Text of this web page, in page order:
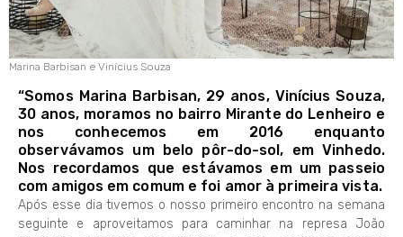
Marina Barbisan e Vinícius Souza
“Somos Marina Barbisan, 29 anos, Vinícius Souza,
30 anos, moramos no bairro Mirante do Lenheiro e
nos conhecemos em 2016 enquanto
observávamos um belo pôr-do-sol, em Vinhedo.
Nos recordamos que estávamos em um passeio
com amigos em comum e foi amor à primeira vista.
Após esse dia tivemos o nosso primeiro encontro na semana
seguinte e aproveitamos para caminhar na represa João